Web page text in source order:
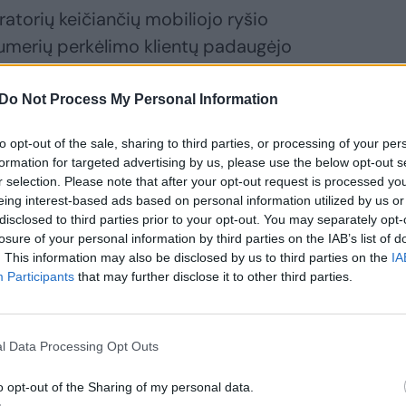
Do Not Process My Personal Information
opt-out of the sale, sharing to third parties, or processing of your
for targeted advertising by us, please use the below opt-out
selection. Please note that after your opt-out request is processed
interest-based ads based on personal information utilized by us
to third parties prior to your opt-out. You may separately
of your personal information by third parties on the IAB’s list of
This information may also be disclosed by us to third parties on the
Participants that may further disclose it to other third parties.
Data Processing Opt Outs
opt-out of the Sharing of my personal data.
keičiančių mobiliojo ryšio
perkėlimo klientų padaugėjo
Gerą kokybę siūlome už mažą kainą,
tiek naudojimasis paslaugomis.
Čia augimą lemia ir naujos
- sakė „Tele2“ generalinis direktorius